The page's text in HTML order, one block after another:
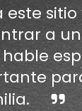
este
a